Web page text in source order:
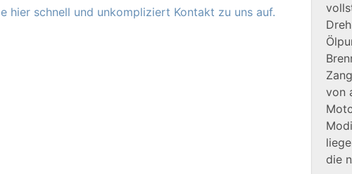
hier schnell und unkompliziert Kontakt zu uns auf.
von
die